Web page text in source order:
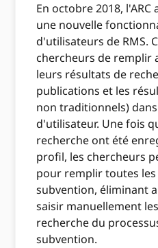
En octobre 2018, l'ARC
une nouvelle
d'utilisateurs de RMS.
chercheurs de remplir
leurs résultats de
publications et les
non traditionnels)
d'utilisateur. Une fois
recherche ont été
profil, les chercheurs
pour remplir toutes
subvention, éliminant
saisir manuellement
recherche du
subvention.